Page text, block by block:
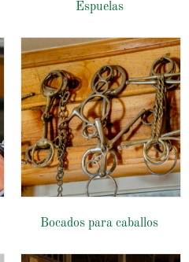
Espuelas
Bocados para caballos